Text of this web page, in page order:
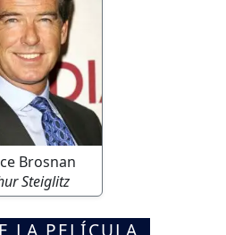
Brosnan
Steiglitz
LA PELÍCULA